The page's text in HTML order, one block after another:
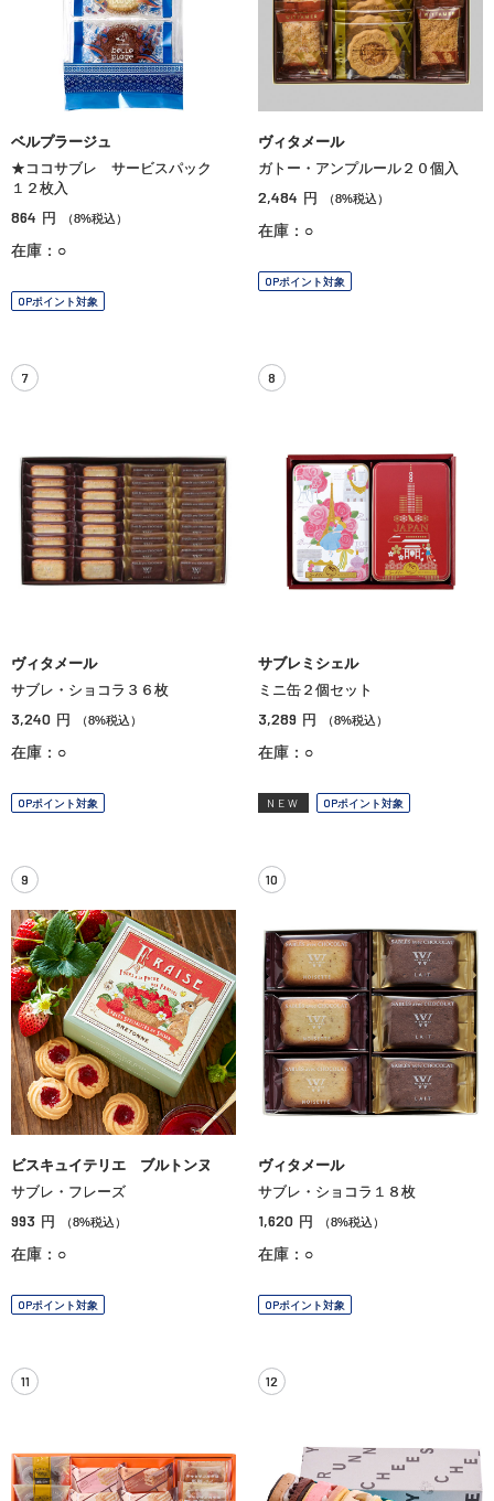
ベルプラージュ
★ココサブレ サービスパック
１２枚入
864 円 （8%税込）
在庫：○
OPポイント対象
ヴィタメール
ガトー・アンプルール２０個入
2,484 円 （8%税込）
在庫：○
OPポイント対象
7
ヴィタメール
サブレ・ショコラ３６枚
3,240 円 （8%税込）
在庫：○
OPポイント対象
8
サブレミシェル
ミニ缶２個セット
3,289 円 （8%税込）
在庫：○
NEW OPポイント対象
9
ビスキュイテリエ ブルトンヌ
サブレ・フレーズ
993 円 （8%税込）
在庫：○
OPポイント対象
10
ヴィタメール
サブレ・ショコラ１８枚
1,620 円 （8%税込）
在庫：○
OPポイント対象
11 12